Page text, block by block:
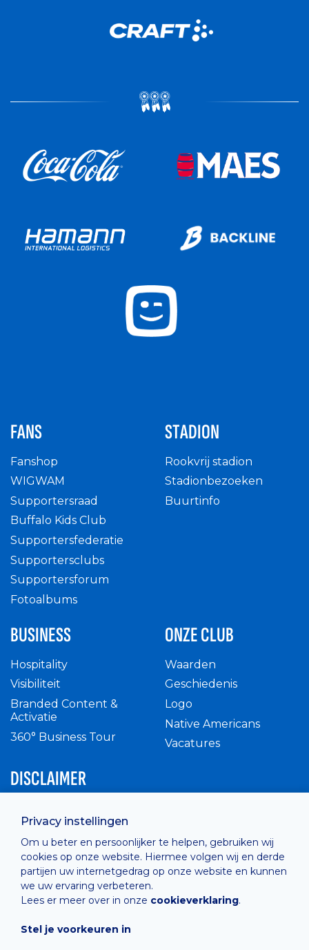
Privacy instellingen
Om u beter en persoonlijker te helpen, gebruiken wij
cookies op onze website. Hiermee volgen wij en derde
partijen uw internetgedrag op onze website en kunnen
we uw ervaring verbeteren.
Lees er meer over in onze cookieverklaring.
Stel je voorkeuren in
FANS
Fanshop
WIGWAM
Supportersraad
Buffalo Kids Club
Supportersfederatie
Supportersclubs
Supportersforum
Fotoalbums
STADION
Rookvrij stadion
Stadionbezoeken
Buurtinfo
BUSINESS
Hospitality
Visibiliteit
Branded Content &
Activatie
360° Business Tour
ONZE CLUB
Waarden
Geschiedenis
Logo
Native Americans
Vacatures
DISCLAIMER
Privacy Policy
Cashless
verkoopsvoorwaarden
Cookie Policy